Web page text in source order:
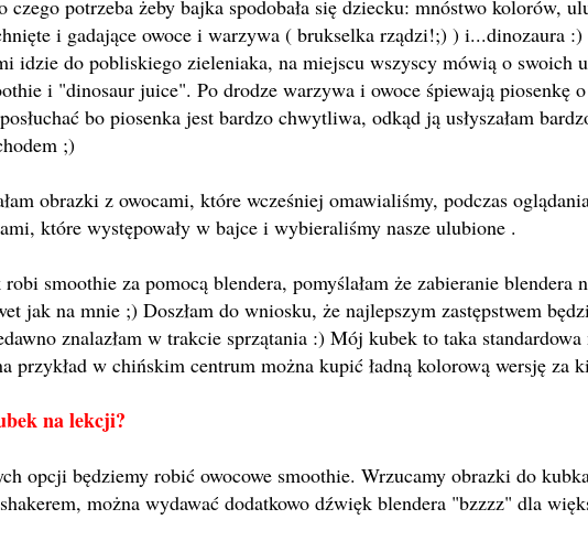
czego potrzeba żeby bajka spodobała się dziecku: mnóstwo kolorów,
i gadające owoce i warzywa ( brukselka rządzi!;) ) i...dinozaura :)
idzie do pobliskiego zieleniaka, na miejscu wszyscy mówią o swoich
i "dinosaur juice". Po drodze warzywa i owoce śpiewają piosenkę
bo piosenka jest bardzo chwytliwa, odkąd ją usłyszałam
;)
obrazki z owocami, które wcześniej omawialiśmy, podczas
które występowały w bajce i wybieraliśmy nasze ulubione .
smoothie za pomocą blendera, pomyślałam że zabieranie blendera
jak na mnie ;) Doszłam do wniosku, że najlepszym zastępstwem
znalazłam w trakcie sprzątania :) Mój kubek to taka standardowa
przykład w chińskim centrum można kupić ładną kolorową wersję za
na lekcji?
opcji będziemy robić owocowe smoothie. Wrzucamy obrazki do
można wydawać dodatkowo dźwięk blendera "bzzzz" dla